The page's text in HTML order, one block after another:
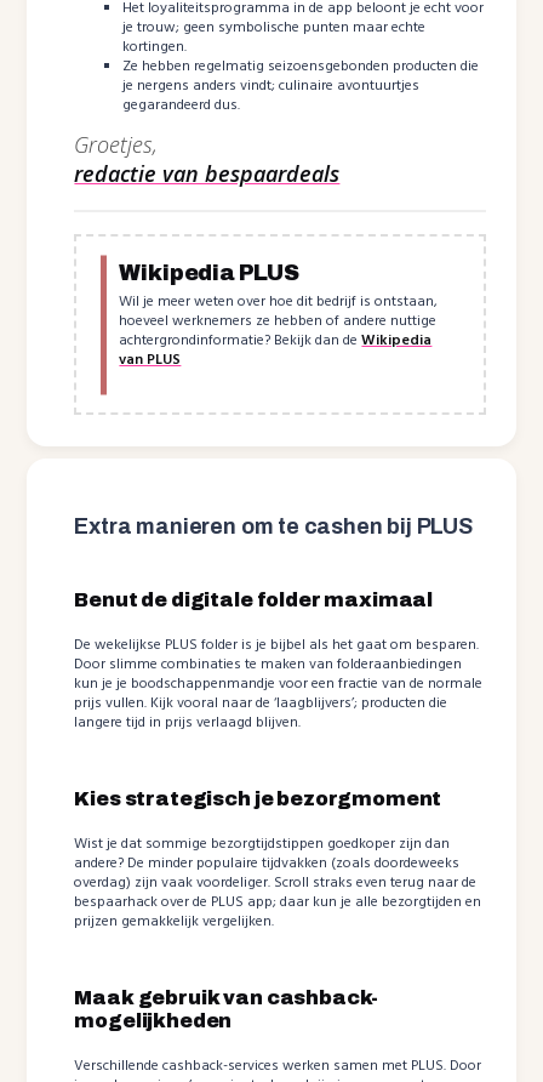
Het loyaliteitsprogramma in de app beloont je echt voor
je trouw; geen symbolische punten maar echte
kortingen.
Ze hebben regelmatig seizoensgebonden producten die
je nergens anders vindt; culinaire avontuurtjes
gegarandeerd dus.
Groetjes,
redactie van bespaardeals
Wikipedia PLUS
Wil je meer weten over hoe dit bedrijf is ontstaan,
hoeveel werknemers ze hebben of andere nuttige
achtergrondinformatie? Bekijk dan deWikipedia
van PLUS
Extra manieren om te cashen bij PLUS
Benut de digitale folder maximaal
De wekelijkse PLUS folder is je bijbel als het gaat om besparen.
Door slimme combinaties te maken van folderaanbiedingen
kun je je boodschappenmandje voor een fractie van de normale
prijs vullen. Kijk vooral naar de ‘laagblijvers’; producten die
langere tijd in prijs verlaagd blijven.
Kies strategisch je bezorgmoment
Wist je dat sommige bezorgtijdstippen goedkoper zijn dan
andere? De minder populaire tijdvakken (zoals doordeweeks
overdag) zijn vaak voordeliger. Scroll straks even terug naar de
bespaarhack over de PLUS app; daar kun je alle bezorgtijden en
prijzen gemakkelijk vergelijken.
Maak gebruik van cashback-
mogelijkheden
Verschillende cashback-services werken samen met PLUS. Door